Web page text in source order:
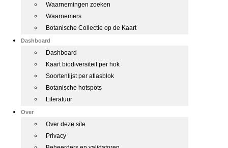
Waarnemingen zoeken
Waarnemers
Botanische Collectie op de Kaart
Dashboard
Dashboard
Kaart biodiversiteit per hok
Soortenlijst per atlasblok
Botanische hotspots
Literatuur
Over
Over deze site
Privacy